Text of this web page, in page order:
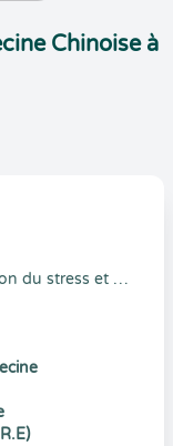
Chinoise à
Gestion du stress et gestion émotionnelle